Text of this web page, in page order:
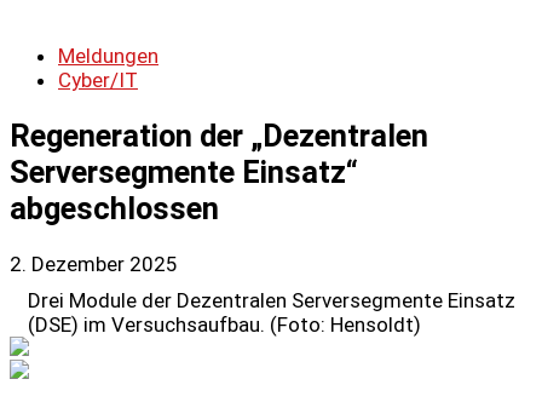
Meldungen
Cyber/IT
Regeneration der „Dezentralen
Serversegmente Einsatz“
abgeschlossen
2. Dezember 2025
Drei Module der Dezentralen Serversegmente Einsatz
(DSE) im Versuchsaufbau. (Foto: Hensoldt)